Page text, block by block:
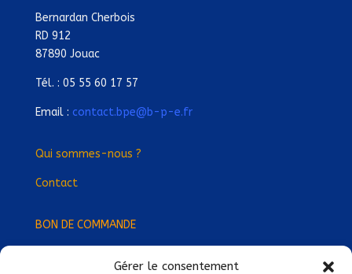
Gérer le consentement
Bernardan Cherbois
RD 912
87890 Jouac
Tél. : 05 55 60 17 57
Email : contact.bpe@b-p-e.fr
Qui sommes-nous ?
Contact
BON DE COMMANDE
Devenez Délégué·e Régional·e !